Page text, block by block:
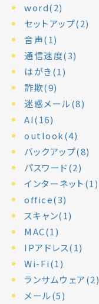
word(2)
セットアップ(2)
音声(1)
通信速度(3)
はがき(1)
詐欺(9)
迷惑メール(8)
AI(16)
outlook(4)
バックアップ(8)
パスワード(2)
インターネット(1)
office(3)
スキャン(1)
MAC(1)
IPアドレス(1)
Wi-Fi(1)
ランサムウェア(2)
メール(5)